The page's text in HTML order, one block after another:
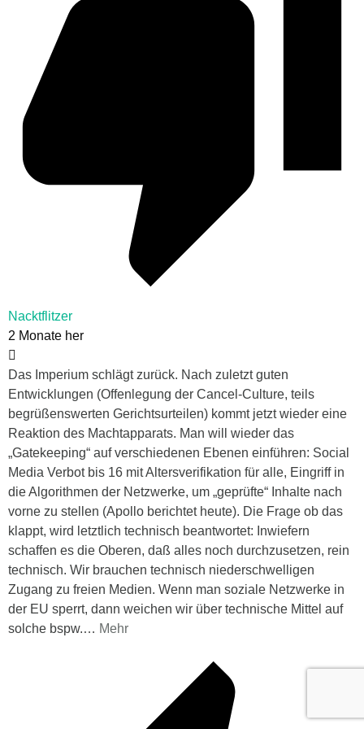
Nacktflitzer
2 Monate her
Das Imperium schlägt zurück. Nach zuletzt guten
Entwicklungen (Offenlegung der Cancel-Culture, teils
begrüßenswerten Gerichtsurteilen) kommt jetzt wieder eine
Reaktion des Machtapparats. Man will wieder das
„Gatekeeping“ auf verschiedenen Ebenen einführen: Social
Media Verbot bis 16 mit Altersverifikation für alle, Eingriff in
die Algorithmen der Netzwerke, um „geprüfte“ Inhalte nach
vorne zu stellen (Apollo berichtet heute). Die Frage ob das
klappt, wird letztlich technisch beantwortet: Inwiefern
schaffen es die Oberen, daß alles noch durchzusetzen, rein
technisch. Wir brauchen technisch niederschwelligen
Zugang zu freien Medien. Wenn man soziale Netzwerke in
der EU sperrt, dann weichen wir über technische Mittel auf
solche bspw.… Mehr